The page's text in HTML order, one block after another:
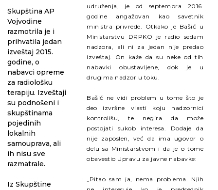
udruženja, je od septembra 2016.
godine angažovan kao savetnik
ministra privrede. Otkako je Bašić u
Ministarstvu DRPKO je radio sedam
nadzora, ali ni za jedan nije predao
izveštaj. On kaže da su neke od tih
nabavki obustavljene, dok je u
drugima nadzor u toku.
Bašić ne vidi problem u tome što je
deo izvršne vlasti koju nadzornici
kontrolišu, te negira da može
postojati sukob interesa. Dodaje da
nije zaposlen, već da ima ugovor o
delu sa Ministarstvom i da je o tome
obavestio Upravu za javne nabavke:
„Pitao sam ja, nema problema. Njih
Skupština AP
Vojvodine
razmotrila je i
prihvatila jedan
izveštaj 2015.
godine, o
nabavci opreme
za radiološku
terapiju. Izveštaji
su podnošeni i
skupštinama
pojedinih
lokalnih
samouprava, ali
ih nisu sve
razmatrale.
Iz Skupštine